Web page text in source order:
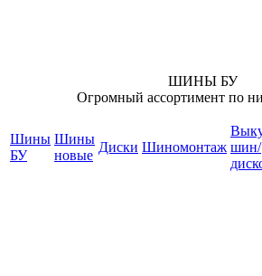
ШИНЫ БУ
Огромный ассортимент по
Шины
БУ
Шины
новые
Диски Шиномонтаж шин/